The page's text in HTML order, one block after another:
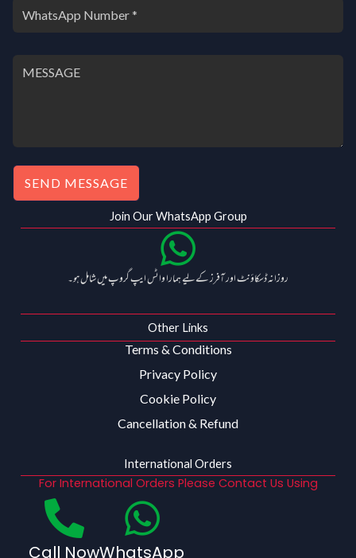
SEND MESSAGE
Join Our WhatsApp Group
روزانہ ڈسکاؤنٹ اور آفرز کے لیے ہمارا واٹس ایپ گروپ میں شامل ہو۔
Other Links
Terms & Conditions
Privacy Policy
Cookie Policy
Cancellation & Refund
International Orders
For International Orders Please Contact Us Using
Call NowWhatsApp